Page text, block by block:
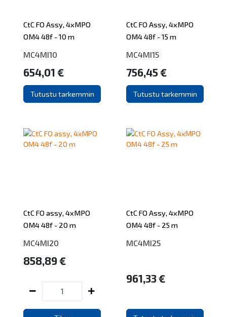
CtC FO Assy, 4xMPO
OM4 48f - 10 m
MC4MI10
654,01 €
Tutustu tarkemmin
CtC FO Assy, 4xMPO
OM4 48f - 15 m
MC4MI15
756,45 €
Tutustu tarkemmin
CtC FO assy, 4xMPO
OM4 48f - 20 m
MC4MI20
858,89 €
CtC FO Assy, 4xMPO
OM4 48f - 25 m
MC4MI25
961,33 €